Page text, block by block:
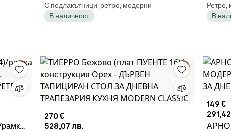
60)/рамка от лакиран опушен дъб
(цвят орех) - ДЪРВЕН СТОЛ БУКЛЕ
С подлакътници, ретро, модерни
В наличност
Ретро,
В
270 €
528,07 лв.
149 €
АРНО